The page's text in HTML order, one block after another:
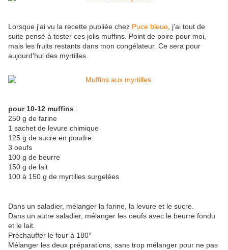
Lorsque j'ai vu la recette publiée chez Puce bleue , j'ai tout de
suite pensé à tester ces jolis muffins. Point de poire pour moi,
mais les fruits restants dans mon congélateur. Ce sera pour
aujourd'hui des myrtilles.
pour 10-12 muffins :
250 g de farine
1 sachet de levure chimique
125 g de sucre en poudre
3 oeufs
100 g de beurre
150 g de lait
100 à 150 g de myrtilles surgelées
Dans un saladier, mélanger la farine, la levure et le sucre.
Dans un autre saladier, mélanger les oeufs avec le beurre fondu
et le lait.
Préchauffer le four à 180°
Mélanger les deux préparations, sans trop mélanger pour ne pas